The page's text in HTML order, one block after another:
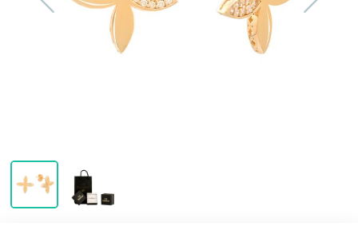
Серебряные колье
Серебряные сувениры